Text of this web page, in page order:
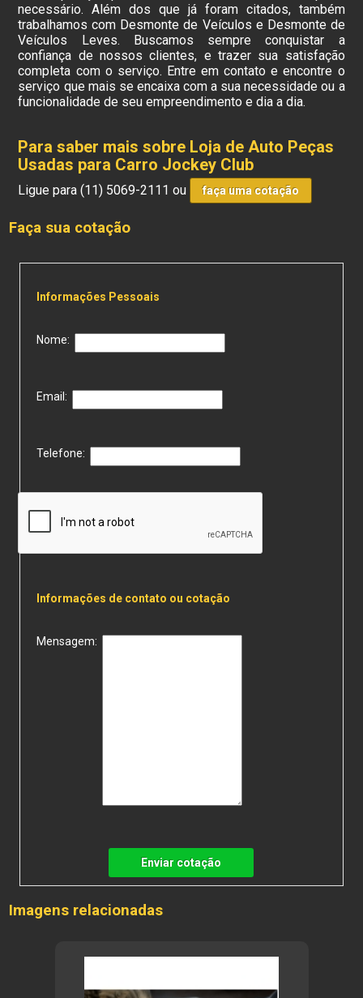
necessário. Além dos que já foram citados, também
trabalhamos com Desmonte de Veículos e Desmonte de
Veículos Leves. Buscamos sempre conquistar a
confiança de nossos clientes, e trazer sua satisfação
completa com o serviço. Entre em contato e encontre o
serviço que mais se encaixa com a sua necessidade ou a
funcionalidade de seu empreendimento e dia a dia.
Para saber mais sobre Loja de Auto Peças
Usadas para Carro Jockey Club
Ligue para(11) 5069-2111 ou faça uma cotação
Faça sua cotação
Informações Pessoais
Nome:
Email:
Telefone:
Informações de contato ou cotação
Mensagem:
Enviar cotação
Imagens relacionadas